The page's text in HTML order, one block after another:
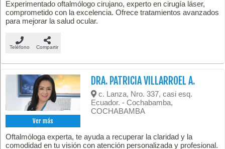
Experimentado oftalmólogo cirujano, experto en cirugía láser,
comprometido con la excelencia. Ofrece tratamientos avanzados
para mejorar la salud ocular.
Teléfono Compartir
Ver más
DRA. PATRICIA VILLARROEL A.
c. Lanza, Nro. 337, casi esq.
Ecuador. - Cochabamba,
COCHABAMBA
Oftalmóloga experta, te ayuda a recuperar la claridad y la
comodidad en tu visión con atención personalizada y profesional.